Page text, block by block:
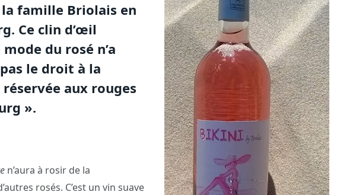
la famille Briolais en
Ce clin d’œil
du rosé n’a
le droit à la
aux rouges
».
n’aura à rosir de la
rosés. C’est un vin suave